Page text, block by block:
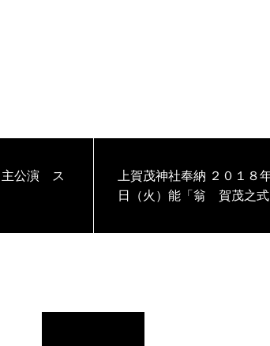
主公演 ス
上賀茂神社奉納 ２０１８年１月２
日（火）能「翁 賀茂之